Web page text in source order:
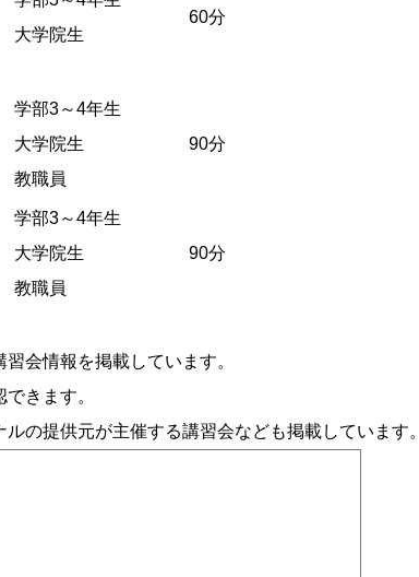
大学院生
60分
学部3～4年生
大学院生
教職員
90分
学部3～4年生
大学院生
教職員
90分
会情報を掲載しています。
きます。
の提供元が主催する講習会なども掲載しています。